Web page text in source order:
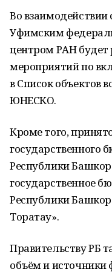
Во взаимодействии
Уфимским
центром РАН будет
мероприятий по
в Список объектов
ЮНЕСКО.
Кроме того,
государственного
Республики
государственное
Республики
Торатау».
Правительству РБ
объём и источники